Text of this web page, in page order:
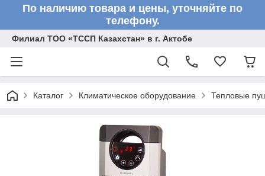
По наличию товара и цены, уточняйте по
телефону.
Филиал ТОО «ТССП Казахстан» в г. Актобе
Каталог Климатическое оборудование Тепловые